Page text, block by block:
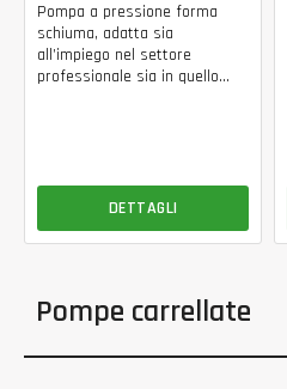
Pompa a pressione forma
schiuma, adatta sia
all’impiego nel settore
professionale sia in quello...
DETTAGLI
Pompe carrellate